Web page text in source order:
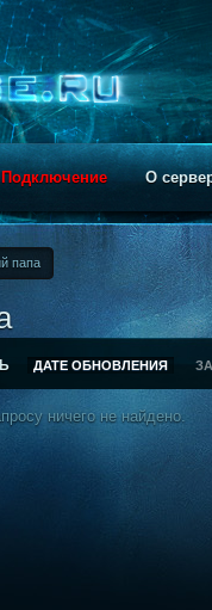
Подключение О
папа
ДАТЕ ОБНОВЛЕНИЯ
ничего не найдено.